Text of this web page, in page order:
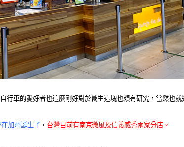
行車的愛好者也這麼剛好對於養生這塊也頗有研究，當然也就
加州誕生了 ， 台灣目前有南京微風及信義威秀兩家分店。